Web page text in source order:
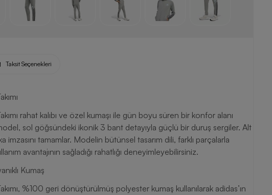
Taksit Seçenekleri
rahat kalıbı ve özel kumaşı ile gün boyu süren bir konfor alanı
sol göğsündeki ikonik 3 bant detayıyla güçlü bir duruş sergiler. Alt
imzasını tamamlar. Modelin bütünsel tasarım dili, farklı parçalarla
avantajının sağladığı rahatlığı deneyimleyebilirsiniz.
Kumaş
%100 geri dönüştürülmüş polyester kumaş kullanılarak adidas’ın